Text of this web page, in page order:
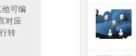
可编
对应
转